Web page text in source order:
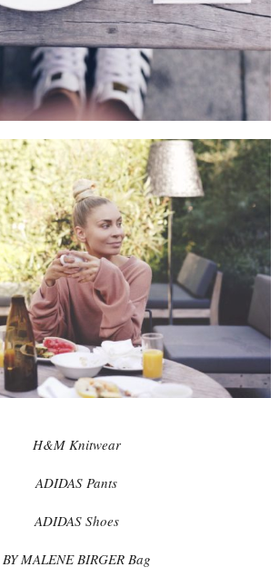
H&M Knitwear
ADIDAS Pants
ADIDAS Shoes
BY MALENE BIRGER Bag